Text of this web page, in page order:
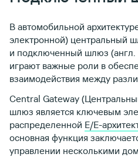
В автомобильной
электронной) центральный
и подключенный шлюз
играют важные роли в
взаимодействия между
Central Gateway
шлюз является ключевым
распределенной E/E-
основная функция
управлении несколькими